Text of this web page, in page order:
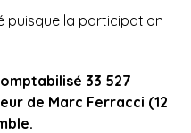
puisque la participation
33 527
de Marc Ferracci (12